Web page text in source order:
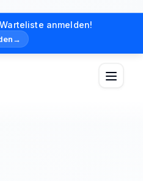
anmelden!
→